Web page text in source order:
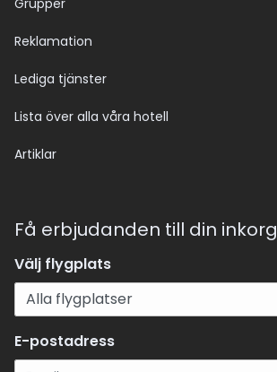
Grupper
Reklamation
Lediga tjänster
Lista över alla våra hotell
Artiklar
Få erbjudanden till din inkorg
Välj flygplats
E-postadress